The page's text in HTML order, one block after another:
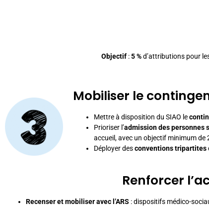
Objectif:5 %d’attributions pour
Mobiliser le
Mettre à disposition du SIAO le
Prioriser l’admission des personnes
accueil, avec un objectif minimum de
Déployer desconventions tripartites
Renforcer
Recenser et mobiliser avec l’ARS : dispositifs médico-